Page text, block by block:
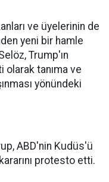
ve üyelerinin de
yeni bir hamle
Trump'ın
tanıma ve
yönündeki
ABD'nin Kudüs'ü
protesto etti.